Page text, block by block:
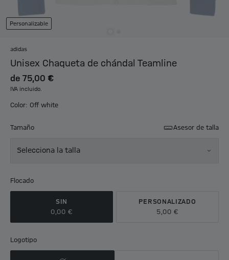
Personalizable
adidas
Unisex Chaqueta de chándal Teamline
de 75,00 €
IVA incluido.
Color: Off white
Tamaño Asesor de talla
Selecciona la talla
Flocado
SIN
0,00 €
PERSONALIZADO
5,00 €
Logotipo